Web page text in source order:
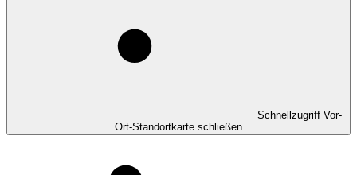
Schnellzugriff Vor-
Ort-Standortkarte schließen